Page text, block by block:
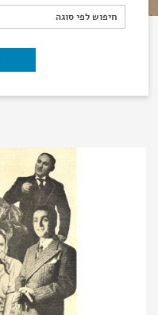
חיפוש לפי סוגה
חיפוש לפי סוגה